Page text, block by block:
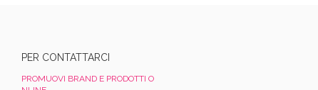
PER CONTATTARCI
PROMUOVI BRAND E PRODOTTI O